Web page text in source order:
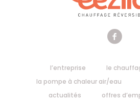
l’entreprise
le
la pompe à chaleur air/eau
actualités
offres